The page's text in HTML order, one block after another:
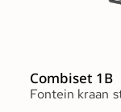
Combiset 1B
Fontein kraan